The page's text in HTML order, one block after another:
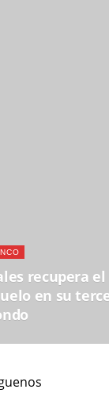
recupera el
en su